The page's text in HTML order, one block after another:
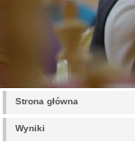
Strona główna
Wyniki